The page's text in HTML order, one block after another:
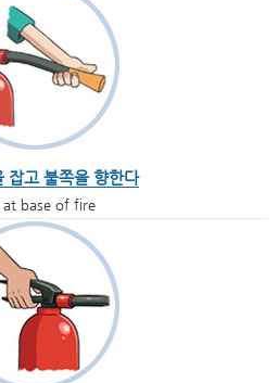
잡고 불쪽을 향한다
at base of fire